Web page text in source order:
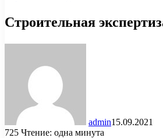
Строительная
admin15.09.2021
725 Чтение: одна минута